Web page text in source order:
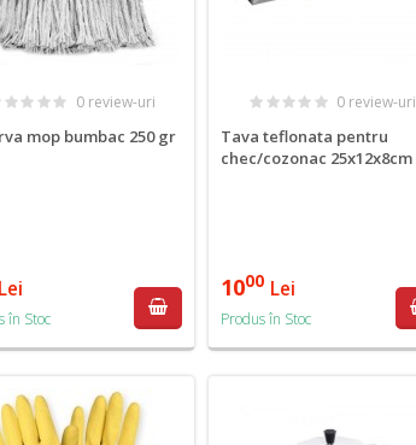
0 review-uri
mop bumbac 250 gr
Lei
în Stoc
0 review-uri
Tava teflonata pentru
chec/cozonac 25x12x8cm
1000 Lei
Produs în Stoc